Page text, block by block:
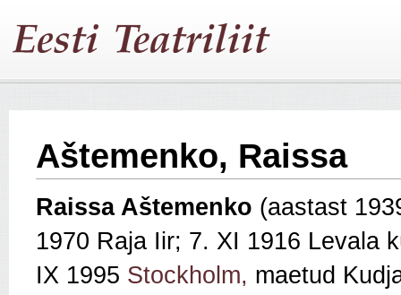
Aštemenko, Raissa
Raissa Aštemenko (aastast
1970 Raja Iir; 7. XI 1916 Levala
IX 1995 Stockholm, maetud